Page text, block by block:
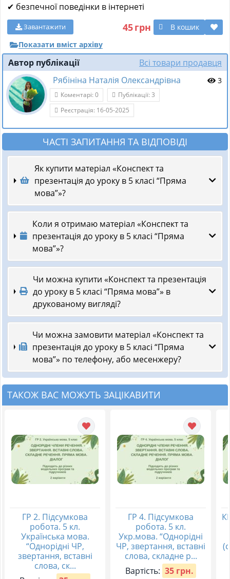
✔ безпечної поведінки в інтернеті
45грн В кошик
Завантажити
Показати вміст архіву
Автор публікації
Всі товари продавця
Рябініна Наталія Олександрівна
3
Коментарі: 0
Публікації: 3
Реєстрація: 16-05-2025
ЧАСТІ ЗАПИТАННЯ ТА ВІДПОВІДІ
Як купити матеріал «Конспект та
презентація до уроку в 5 класі “Пряма
мова”»?
Коли я отримаю матеріал «Конспект та
презентація до уроку в 5 класі “Пряма
мова”»?
Чи можна купити «Конспект та презентація
до уроку в 5 класі “Пряма мова”» в
друкованому вигляді?
Чи можна замовити матеріал «Конспект та
презентація до уроку в 5 класі “Пряма
мова”» по телефону, або месенжеру?
ТАКОЖ ВАС МОЖУТЬ ЗАЦІКАВИТИ
ГР 2. Підсумкова
робота. 5 кл.
Українська мова.
“Однорідні ЧР,
звертання, вставні
слова, ск...
ГР 4. Підсумкова
робота. 5 кл.
Укр.мова. “Однорідні
ЧР, звертання, вставні
слова, складне р...
Вартість: 35 грн.